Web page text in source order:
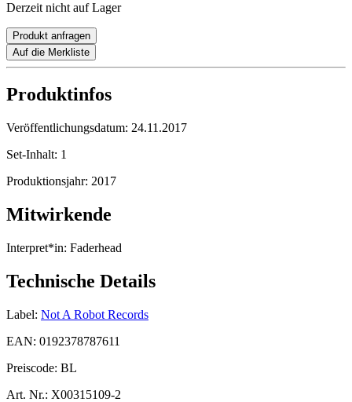
Derzeit nicht auf Lager
Produkt anfragen
Auf die Merkliste
Produktinfos
Veröffentlichungsdatum: 24.11.2017
Set-Inhalt: 1
Produktionsjahr: 2017
Mitwirkende
Interpret*in: Faderhead
Technische Details
Label: Not A Robot Records
EAN: 0192378787611
Preiscode: BL
Art. Nr.: X00315109-2